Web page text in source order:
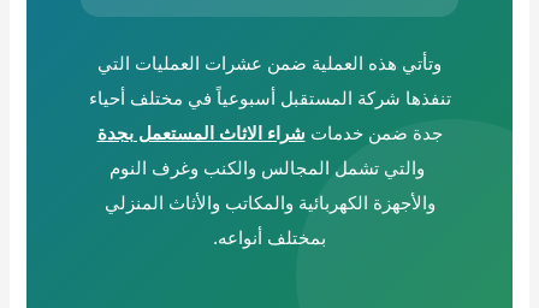
وتأتي هذه العملية ضمن عشرات العمليات التي
تنفذها شركة المستقبل أسبوعياً في مختلف أحياء
جدة ضمن خدمات شراء الاثاث المستعمل بجدة
والتي تشمل المجالس والكنب وغرف النوم
والأجهزة الكهربائية والمكاتب والأثاث المنزلي
بمختلف أنواعه.